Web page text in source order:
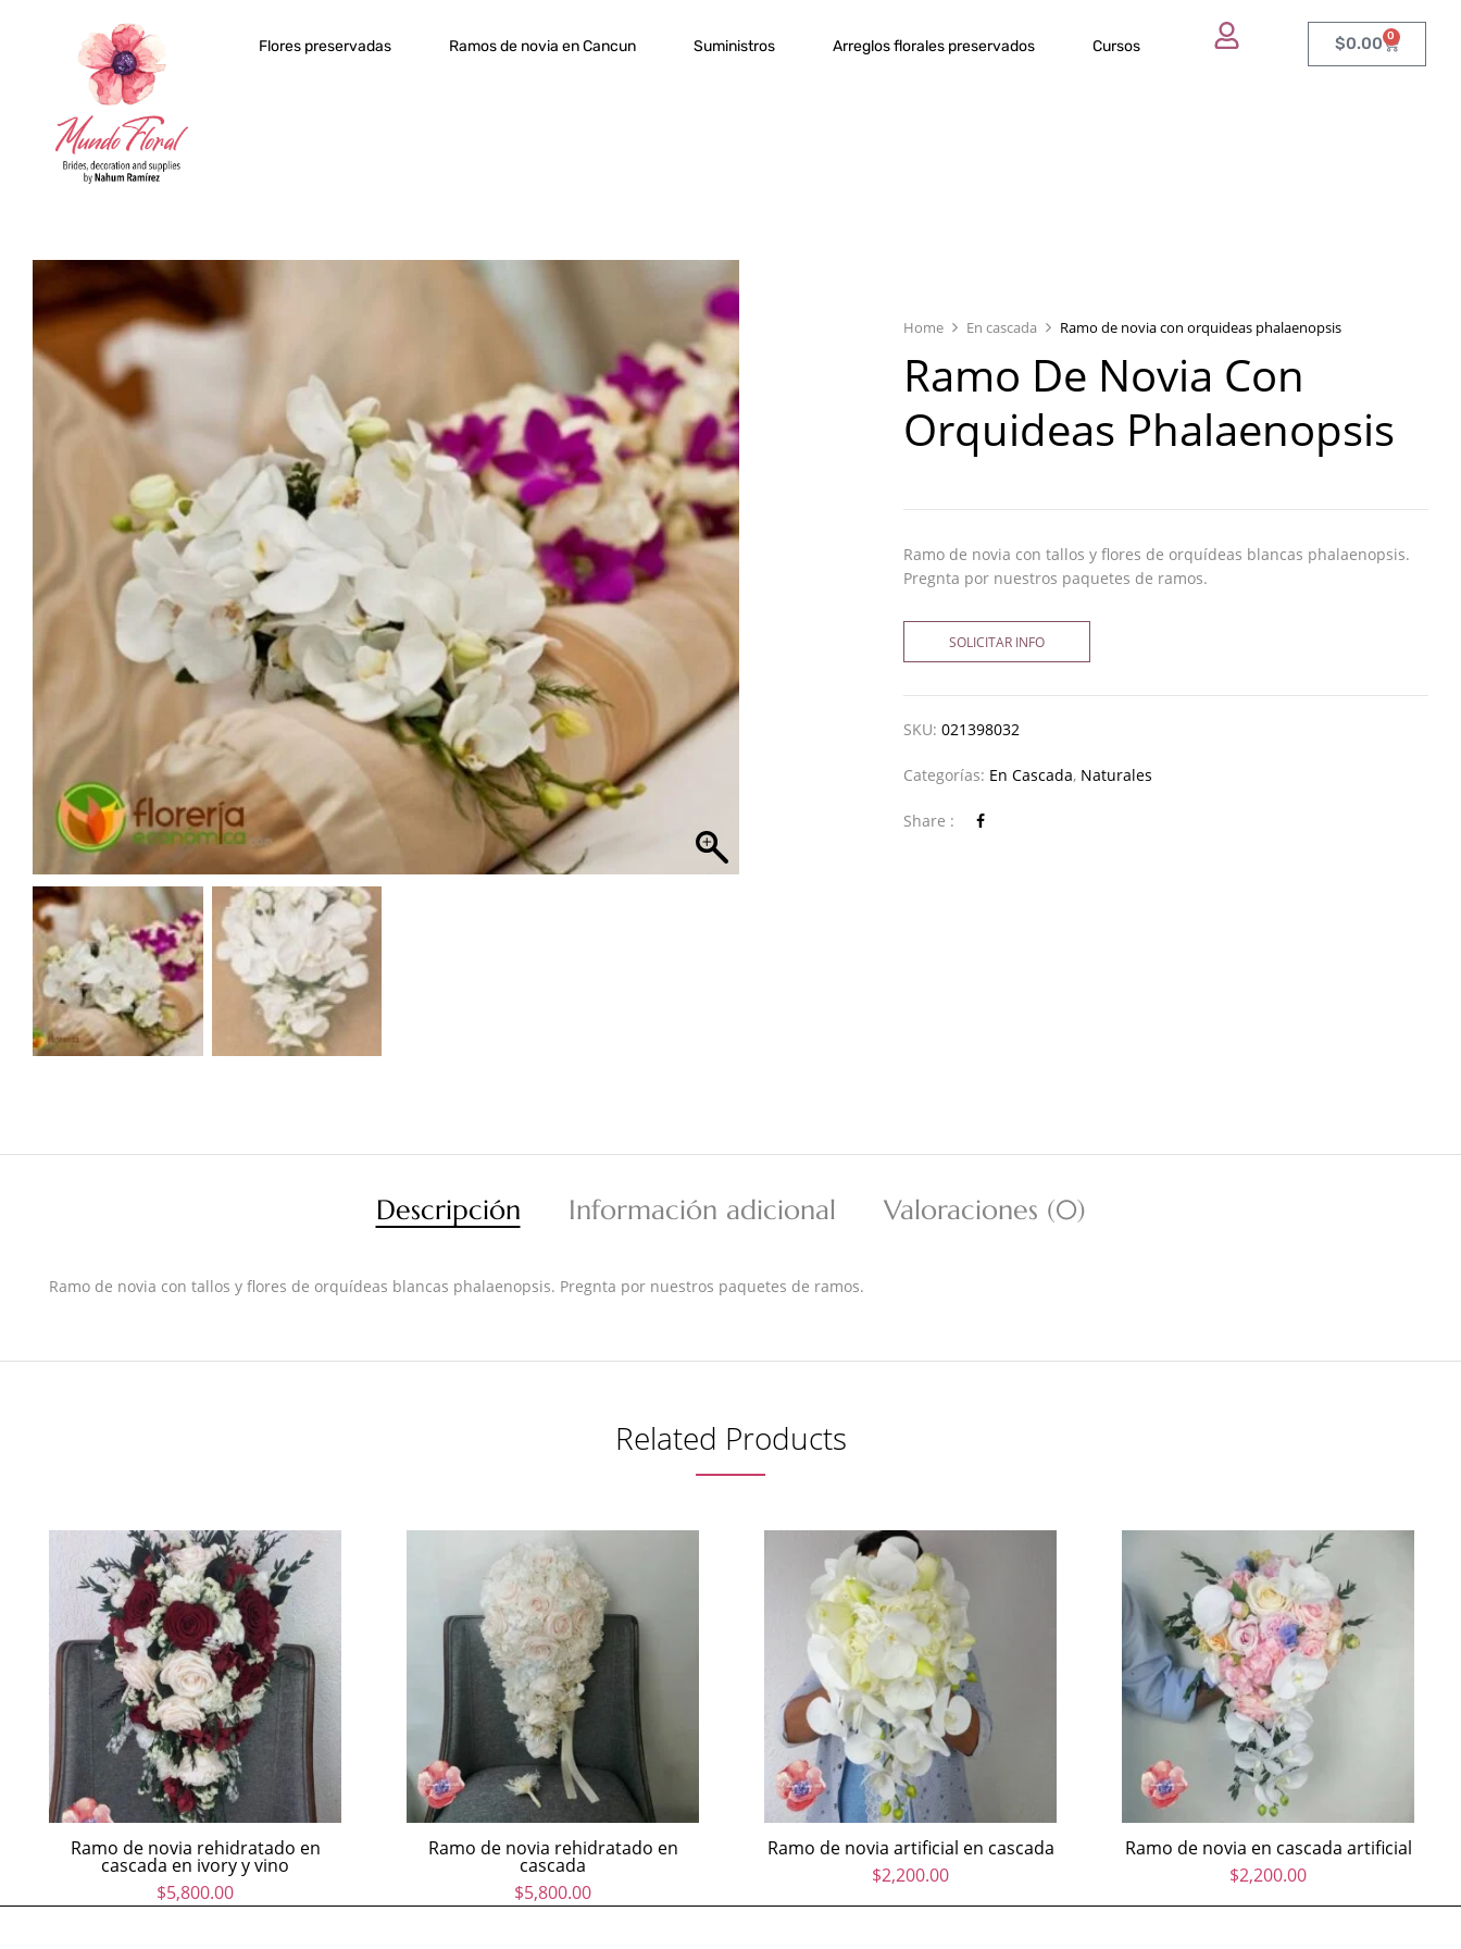
Flores preservadas Ramos de novia en Cancun Suministros Arreglos florales preservados Cursos $0.00 0
Home En cascada Ramo de novia con orquideas phalaenopsis
Ramo De Novia Con
Orquideas Phalaenopsis
Ramo de novia con tallos y flores de orquídeas blancas phalaenopsis.
Pregnta por nuestros paquetes de ramos.
SOLICITAR INFO
SKU:021398032
Categorías: En Cascada, Naturales
Share :
Descripción Información adicional Valoraciones (0)
Ramo de novia con tallos y flores de orquídeas blancas phalaenopsis. Pregnta por nuestros paquetes de ramos.
Related Products
Ramo de novia rehidratado en
cascada en ivory y vino
$5,800.00
Ramo de novia rehidratado en
cascada
$5,800.00
Ramo de novia artificial en cascada
$2,200.00
Ramo de novia en cascada artificial
$2,200.00